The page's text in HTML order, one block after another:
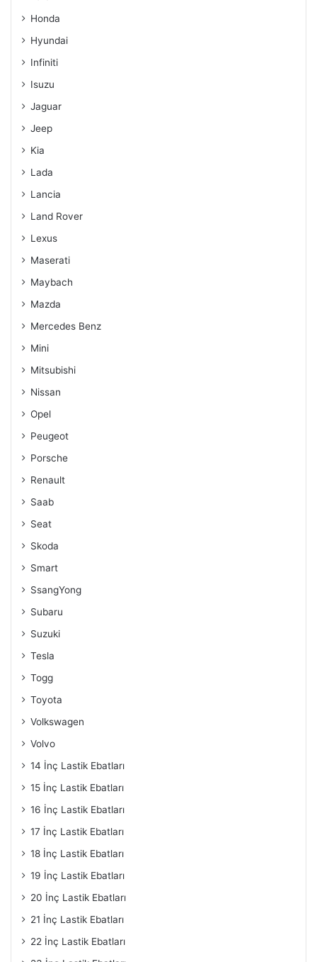
Honda
Hyundai
Infiniti
Isuzu
Jaguar
Jeep
Kia
Lada
Lancia
Land Rover
Lexus
Maserati
Maybach
Mazda
Mercedes Benz
Mini
Mitsubishi
Nissan
Opel
Peugeot
Porsche
Renault
Saab
Seat
Skoda
Smart
SsangYong
Subaru
Suzuki
Tesla
Togg
Toyota
Volkswagen
Volvo
14 İnç Lastik Ebatları
15 İnç Lastik Ebatları
16 İnç Lastik Ebatları
17 İnç Lastik Ebatları
18 İnç Lastik Ebatları
19 İnç Lastik Ebatları
20 İnç Lastik Ebatları
21 İnç Lastik Ebatları
22 İnç Lastik Ebatları